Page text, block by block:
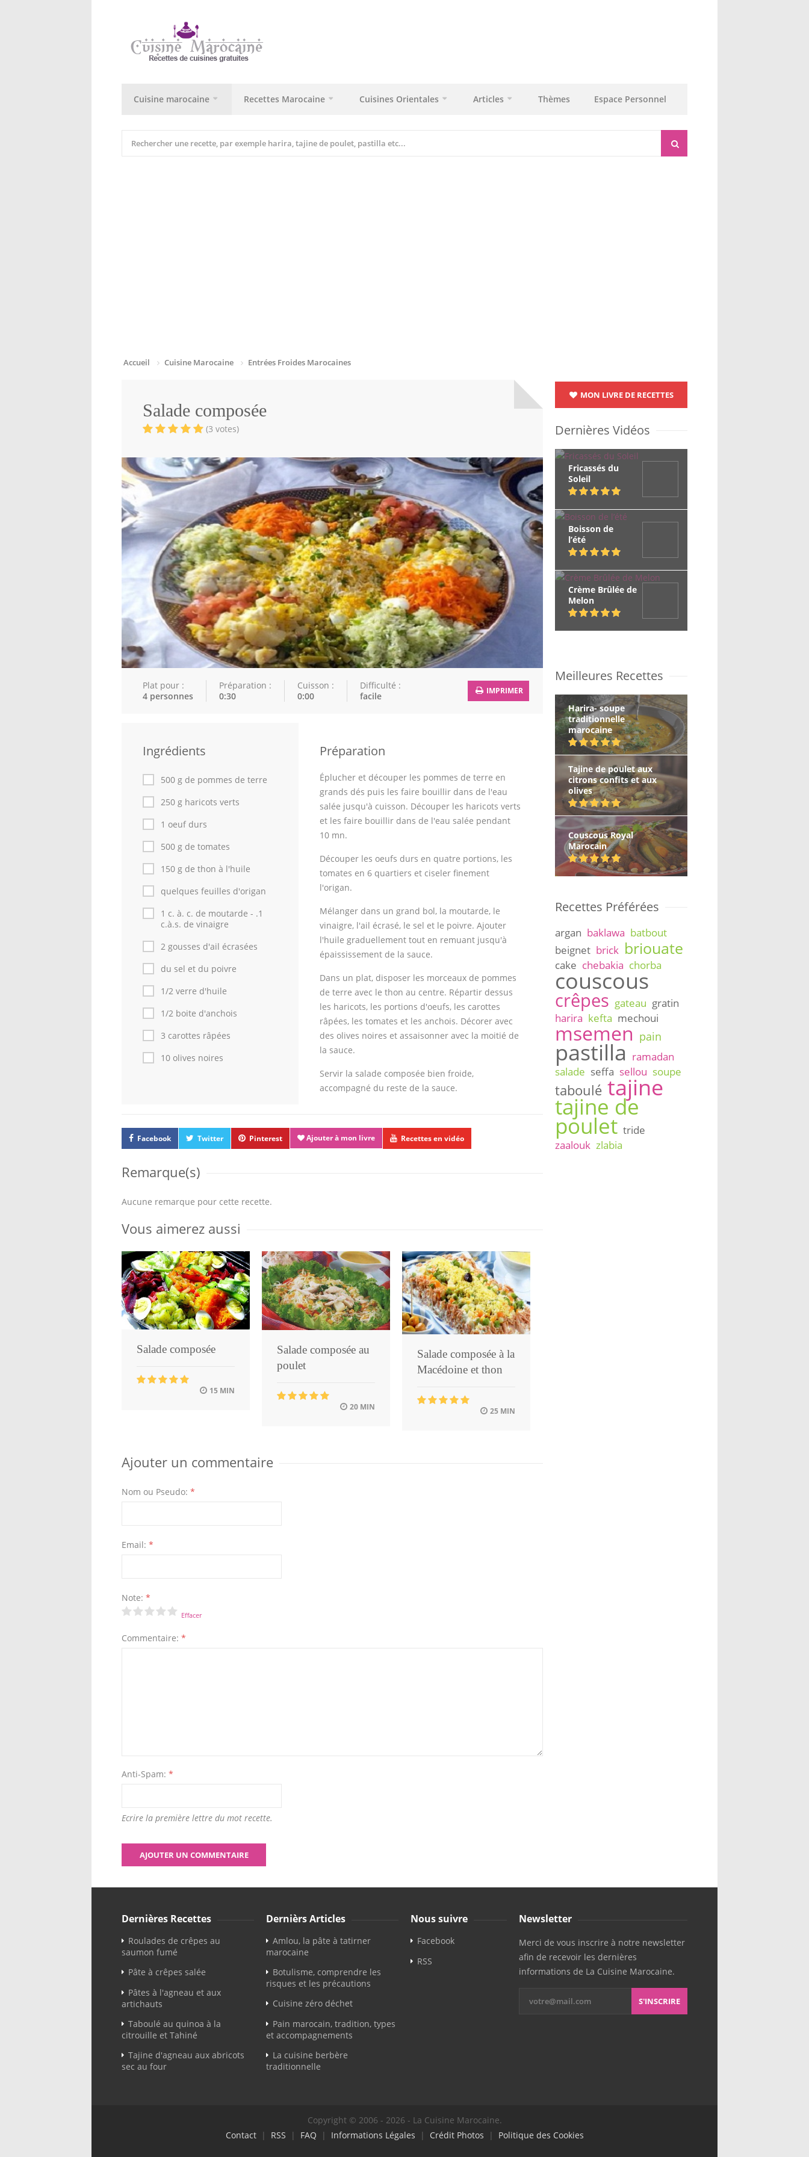
Cuisine marocaine Recettes Marocaine Cuisines Orientales Articles Thèmes Espace Personnel
Accueil Cuisine Marocaine Entrées Froides Marocaines
Salade composée
(3 votes)
Plat pour :
4 personnes
Préparation :
0:30
Cuisson :
0:00
Difficulté :
facile
IMPRIMER
Ingrédients
500 g de pommes de terre
250 g haricots verts
1 oeuf durs
500 g de tomates
150 g de thon à l'huile
quelques feuilles d'origan
1 c. à. c. de moutarde - .1
c.à.s. de vinaigre
2 gousses d'ail écrasées
du sel et du poivre
1/2 verre d'huile
1/2 boite d'anchois
3 carottes râpées
10 olives noires
Préparation
Éplucher et découper les pommes de terre en
grands dés puis les faire bouillir dans de l'eau
salée jusqu'à cuisson. Découper les haricots verts
et les faire bouillir dans de l'eau salée pendant
10 mn.
Découper les oeufs durs en quatre portions, les
tomates en 6 quartiers et ciseler finement
l'origan.
Mélanger dans un grand bol, la moutarde, le
vinaigre, l'ail écrasé, le sel et le poivre. Ajouter
l'huile graduellement tout en remuant jusqu'à
épaississement de la sauce.
Dans un plat, disposer les morceaux de pommes
de terre avec le thon au centre. Répartir dessus
les haricots, les portions d'oeufs, les carottes
râpées, les tomates et les anchois. Décorer avec
des olives noires et assaisonner avec la moitié de
la sauce.
Servir la salade composée bien froide,
accompagné du reste de la sauce.
Facebook Twitter Pinterest Ajouter à mon livre Recettes en vidéo
Remarque(s)
Aucune remarque pour cette recette.
Vous aimerez aussi
Salade composée
15 MIN
Salade composée au
poulet
20 MIN
Salade composée à la
Macédoine et thon
25 MIN
Ajouter un commentaire
Nom ou Pseudo: *
Email: *
Note: *
Effacer
Commentaire: *
Anti-Spam: *
Ecrire la première lettre du mot recette.
MON LIVRE DE RECETTES
Dernières Vidéos
Fricassés du
Soleil
Boisson de
l’été
Crème Brûlée de
Melon
Meilleures Recettes
Harira- soupe
traditionnelle
marocaine
Tajine de poulet aux
citrons confits et aux
olives
Couscous Royal
Marocain
Recettes Préférées
argan baklawa batbout
beignet brick briouate
cake chebakia chorba
couscous
crêpes gateau gratin
harira kefta mechoui
msemen pain
pastilla ramadan
salade seffa sellou soupe
taboulé tajine
tajine de
poulet tride
zaalouk zlabia
Dernières Recettes
Roulades de crêpes au
saumon fumé
Pâte à crêpes salée
Pâtes à l'agneau et aux
artichauts
Taboulé au quinoa à la
citrouille et Tahiné
Tajine d'agneau aux abricots
sec au four
Dernièrs Articles
Amlou, la pâte à tatirner
marocaine
Botulisme, comprendre les
risques et les précautions
Cuisine zéro déchet
Pain marocain, tradition, types
et accompagnements
La cuisine berbère
traditionnelle
Nous suivre
Facebook
RSS
Newsletter
Merci de vous inscrire à notre newsletter
afin de recevoir les dernières
informations de La Cuisine Marocaine.
S'INSCRIRE
Copyright © 2006 - 2026 - La Cuisine Marocaine.
Contact| RSS | FAQ | Informations Légales | Crédit Photos | Politique des Cookies